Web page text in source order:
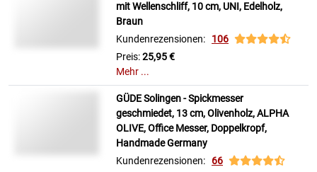
mit Wellenschliff, 10 cm, UNI, Edelholz,
Braun
Kundenrezensionen: 106
Preis:25,95 €
Mehr ...
GÜDE Solingen - Spickmesser
geschmiedet, 13 cm, Olivenholz, ALPHA
OLIVE, Office Messer, Doppelkropf,
Handmade Germany
Kundenrezensionen: 66